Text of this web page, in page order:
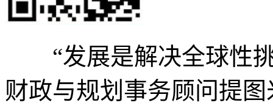
“发展是解决全球性挑
财政与规划事务顾问提